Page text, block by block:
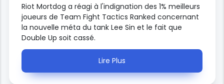
Riot Mortdog a réagi à l'indignation des 1% meilleurs
joueurs de Team Fight Tactics Ranked concernant
la nouvelle méta du tank Lee Sin et le fait que
Double Up soit cassé.
Lire Plus